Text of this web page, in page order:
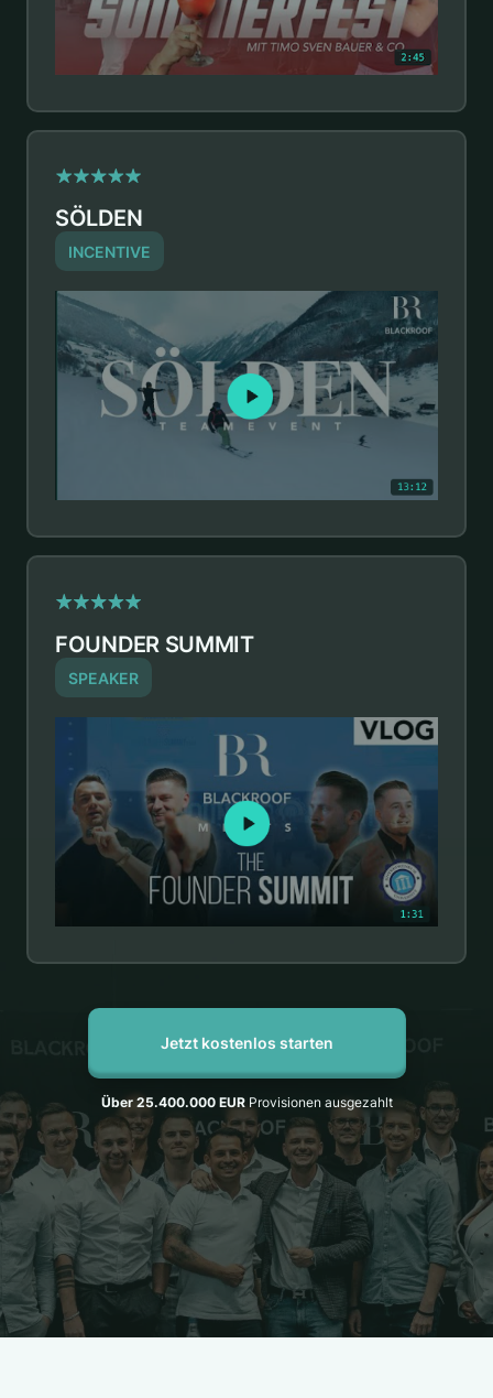
SÖLDEN
INCENTIVE
FOUNDER SUMMIT
SPEAKER
Jetzt kostenlos starten
Über 25.400.000 EUR Provisionen ausgezahlt